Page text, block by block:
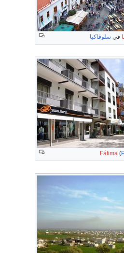
في سلوڤاكيا
Fátima (